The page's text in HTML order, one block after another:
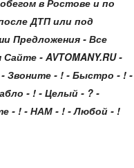
в Ростове и по
ДТП или под
Предложения - Все
- AVTOMANY.RU -
- Звоните - ! - Быстро - ! -
- ! - Целый - ? -
- ! - НАМ - ! - Любой - !